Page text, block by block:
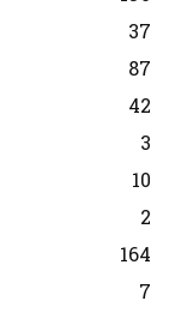
37
87
42
3
10
2
164
7